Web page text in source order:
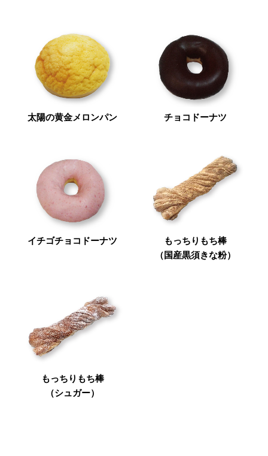
太陽の黄金メロンパン チョコドーナツ
イチゴチョコドーナツ
もっちりもち棒
（国産黒須きな粉）
もっちりもち棒
（シュガー）